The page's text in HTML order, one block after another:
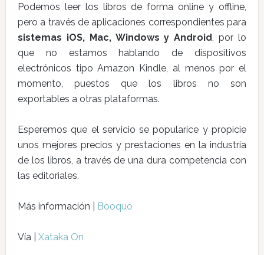
Podemos leer los libros de forma online y offline,
pero a través de aplicaciones correspondientes para
sistemas iOS, Mac, Windows y Android, por lo
que no estamos hablando de dispositivos
electrónicos tipo Amazon Kindle, al menos por el
momento, puestos que los libros no son
exportables a otras plataformas.
Esperemos que el servicio se popularice y propicie
unos mejores precios y prestaciones en la industria
de los libros, a través de una dura competencia con
las editoriales.
Más información | Booquo
Vía | Xataka On